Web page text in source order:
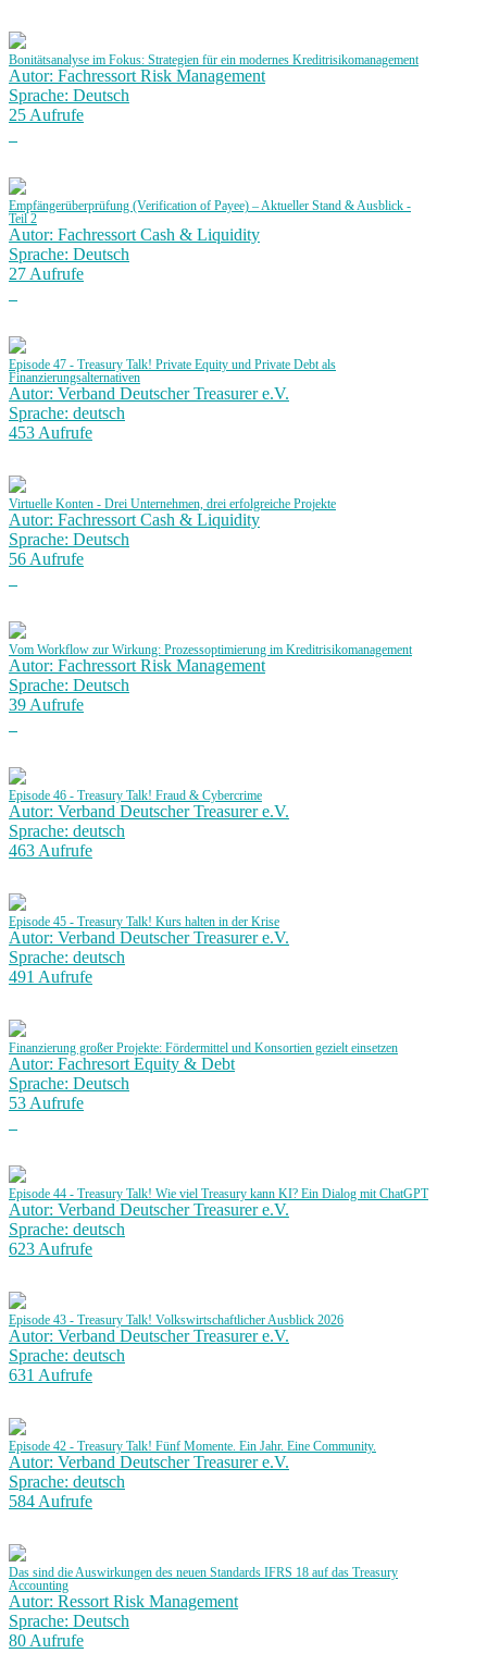
Bonitätsanalyse im Fokus: Strategien für ein modernes Kreditrisikomanagement
Autor: Fachressort Risk Management
Sprache: Deutsch
25 Aufrufe
Empfängerüberprüfung (Verification of Payee) – Aktueller Stand & Ausblick -
Teil 2
Autor: Fachressort Cash & Liquidity
Sprache: Deutsch
27 Aufrufe
Episode 47 - Treasury Talk! Private Equity und Private Debt als
Finanzierungsalternativen
Autor: Verband Deutscher Treasurer e.V.
Sprache: deutsch
453 Aufrufe
Virtuelle Konten - Drei Unternehmen, drei erfolgreiche Projekte
Autor: Fachressort Cash & Liquidity
Sprache: Deutsch
56 Aufrufe
Vom Workflow zur Wirkung: Prozessoptimierung im Kreditrisikomanagement
Autor: Fachressort Risk Management
Sprache: Deutsch
39 Aufrufe
Episode 46 - Treasury Talk! Fraud & Cybercrime
Autor: Verband Deutscher Treasurer e.V.
Sprache: deutsch
463 Aufrufe
Episode 45 - Treasury Talk! Kurs halten in der Krise
Autor: Verband Deutscher Treasurer e.V.
Sprache: deutsch
491 Aufrufe
Finanzierung großer Projekte: Fördermittel und Konsortien gezielt einsetzen
Autor: Fachresort Equity & Debt
Sprache: Deutsch
53 Aufrufe
Episode 44 - Treasury Talk! Wie viel Treasury kann KI? Ein Dialog mit ChatGPT
Autor: Verband Deutscher Treasurer e.V.
Sprache: deutsch
623 Aufrufe
Episode 43 - Treasury Talk! Volkswirtschaftlicher Ausblick 2026
Autor: Verband Deutscher Treasurer e.V.
Sprache: deutsch
631 Aufrufe
Episode 42 - Treasury Talk! Fünf Momente. Ein Jahr. Eine Community.
Autor: Verband Deutscher Treasurer e.V.
Sprache: deutsch
584 Aufrufe
Das sind die Auswirkungen des neuen Standards IFRS 18 auf das Treasury
Accounting
Autor: Ressort Risk Management
Sprache: Deutsch
80 Aufrufe